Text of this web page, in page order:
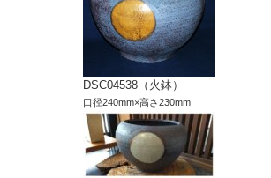
DSC04538（火鉢）
口径240mm×高さ230mm